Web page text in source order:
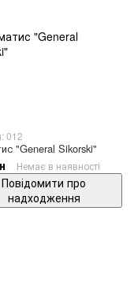
012
"General Sikorski"
Немає в наявності
Повідомити про
надходження